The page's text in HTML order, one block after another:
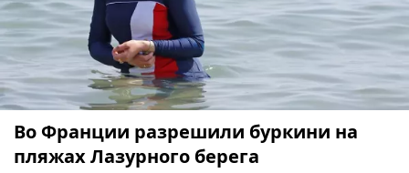
Во Франции разрешили буркини на
пляжах Лазурного берега